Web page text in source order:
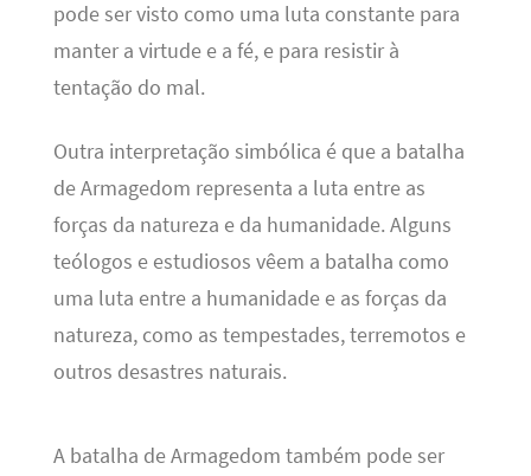
pode ser visto como uma luta constante para
manter a virtude e a fé, e para resistir à
tentação do mal.
Outra interpretação simbólica é que a batalha
de Armagedom representa a luta entre as
forças da natureza e da humanidade. Alguns
teólogos e estudiosos vêem a batalha como
uma luta entre a humanidade e as forças da
natureza, como as tempestades, terremotos e
outros desastres naturais.
A batalha de Armagedom também pode ser